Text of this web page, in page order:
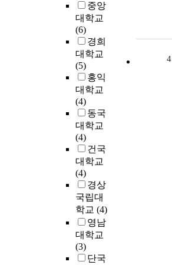
중앙
대학교
(6)
경희
대학교
(5)
홍익
대학교
(4)
동국
대학교
(4)
건국
대학교
(4)
경상
국립대
학교 (4)
영남
대학교
(3)
단국
4